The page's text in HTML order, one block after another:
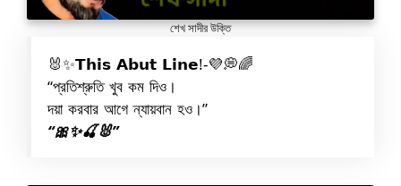
শেখ সাদীর উক্তি
🐰✨𝗧𝗵𝗶𝘀 𝗔𝗯𝘂𝘁 𝗟𝗶𝗻𝗲!-💜💭🌈
“প্রতিশ্রুতি খুব কম দিও।
দয়া করবার আগে ন্যায়বান হও।”
“🎀✨🍒🐰”